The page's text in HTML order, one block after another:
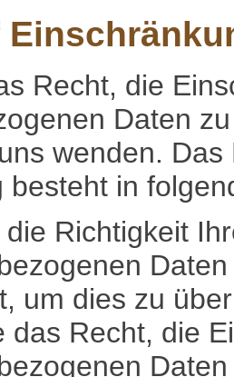
Recht, die
Daten
wenden.
besteht in
Richtigkeit
um dies zu
das Recht, die